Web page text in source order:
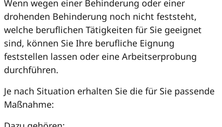
Wenn wegen einer Behinderung oder einer
drohenden Behinderung noch nicht feststeht,
welche beruflichen Tätigkeiten für Sie geeignet
sind, können Sie Ihre berufliche Eignung
feststellen lassen oder eine Arbeitserprobung
durchführen.
Je nach Situation erhalten Sie die für Sie passende
Maßnahme: